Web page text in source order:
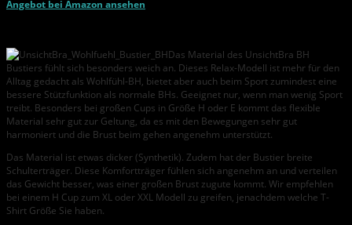
Angebot bei Amazon ansehen
Das Material des UnsichtBra BH
Bustiers fühlt sich besonders weich an. Dieses Relax-Modell ist mehr für den
Alltag gedacht als Wohlfühl-BH, bietet aber auch beim Sport zumindest eine
bessere Stützfunktion als normale BHs. Geeignet nur, wenn man wenig Sport
treibt. Besonders bei großen Cups in Größe H oder E kommt das flexible
Material sehr gut zur Geltung, da es mit den Bewegungen sehr gut
harmoniert und die Brust beim gehen angenehm unterstützt.
Das Material ist etwas dicker (Synthetik). Zudem hat der Bustier breite
Schulterträger. Diese Komfortträger fühlen sich angenehm an und verteilen
das Gewicht besser, was einer großen Brust zugute kommt. Wir empfehlen
bei einem H Cup zum XL oder XXL Modell zu greifen, jenachdem welche T-
Shirt Größe Sie haben.